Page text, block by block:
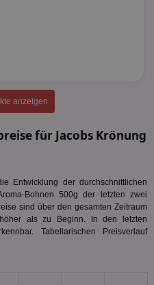
anzeigen
für Jacobs Krönung
Entwicklung der durchschnittlichen
Bohnen 500g der letzten zwei
sind über den gesamten Zeitraum
als zu Beginn. In den letzten
Tabellarischen Preisverlauf